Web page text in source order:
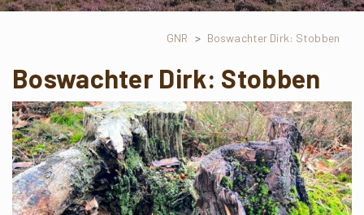
GNR > Boswachter Dirk: Stobben
Boswachter Dirk: Stobben